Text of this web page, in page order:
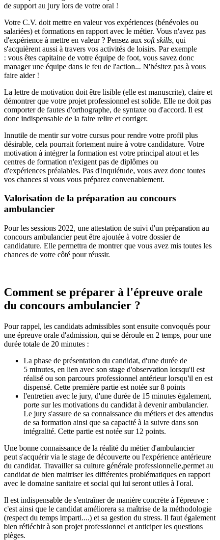
de support au jury lors de votre oral !
Votre C.V. doit mettre en valeur vos expériences (bénévoles ou
salariées) et formations en rapport avec le métier. Vous n'avez pas
d'expérience à mettre en valeur ? Pensez aux soft skills, qui
s'acquièrent aussi à travers vos activités de loisirs. Par exemple
: vous êtes capitaine de votre équipe de foot, vous savez donc
manager une équipe dans le feu de l'action... N'hésitez pas à vous
faire aider !
La lettre de motivation doit être lisible (elle est manuscrite), claire et
démontrer que votre projet professionnel est solide. Elle ne doit pas
comporter de fautes d'orthographe, de syntaxe ou d'accord. Il est
donc indispensable de la faire relire et corriger.
Innutile de mentir sur votre cursus pour rendre votre profil plus
désirable, cela pourrait fortement nuire à votre candidature. Votre
motivation à intégrer la formation est votre principal atout et les
centres de formation n'exigent pas de diplômes ou
d'expériences préalables. Pas d'inquiétude, vous avez donc toutes
vos chances si vous vous préparez convenablement.
Valorisation de la préparation au concours
ambulancier
Pour les sessions 2022, une attestation de suivi d'un préparation au
concours ambulancier peut être ajoutée à votre dossier de
candidature. Elle permettra de montrer que vous avez mis toutes les
chances de votre côté pour réussir.
Comment se préparer à l'épreuve orale
du concours ambulancier ?
Pour rappel, les candidats admissibles sont ensuite convoqués pour
une épreuve orale d'admission, qui se déroule en 2 temps, pour une
durée totale de 20 minutes :
La phase de présentation du candidat, d'une durée de
5 minutes, en lien avec son stage d'observation lorsqu'il est
réalisé ou son parcours professionnel antérieur lorsqu'il en est
dispensé. Cette première partie est notée sur 8 points
l'entretien avec le jury, d'une durée de 15 minutes également,
porte sur les motivations du candidat à devenir ambulancier.
Le jury s'assure de sa connaissance du métiers et des attendus
de sa formation ainsi que sa capacité à la suivre dans son
intégralité. Cette partie est notée sur 12 points.
Une bonne connaissance de la réalité du métier d'ambulancier
peut s'acquérir via le stage de découverte ou l'expérience antérieure
du candidat. Travailler sa culture générale professionnelle,permet au
candidat de bien maitriser les différentes problématiques en rapport
avec le domaine sanitaire et social qui lui seront utiles à l'oral.
Il est indispensable de s'entraîner de manière concrète à l'épreuve :
c'est ainsi que le candidat améliorera sa maîtrise de la méthodologie
(respect du temps imparti....) et sa gestion du stress. Il faut également
bien réfléchir à son projet professionnel et anticiper les questions
pièges.